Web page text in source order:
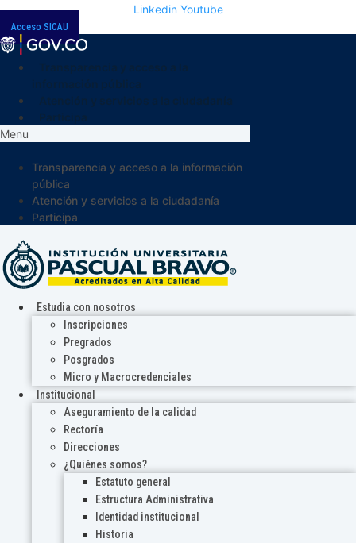
Linkedin Youtube
Acceso SICAU
Menu
Transparencia y acceso a la información
pública
Atención y servicios a la ciudadanía
Participa
Estudia con nosotros
Inscripciones
Pregrados
Posgrados
Micro y Macrocredenciales
Institucional
Aseguramiento de la calidad
Rectoría
Direcciones
¿Quiénes somos?
Estatuto general
Estructura Administrativa
Identidad institucional
Historia